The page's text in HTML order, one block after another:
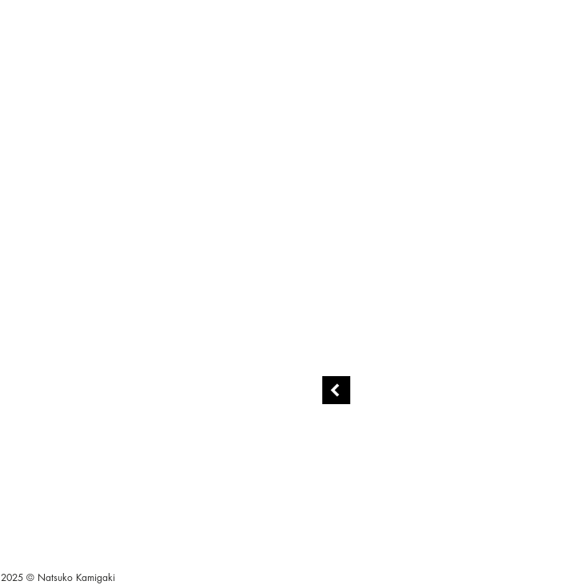
2025 © Natsuko Kamigaki